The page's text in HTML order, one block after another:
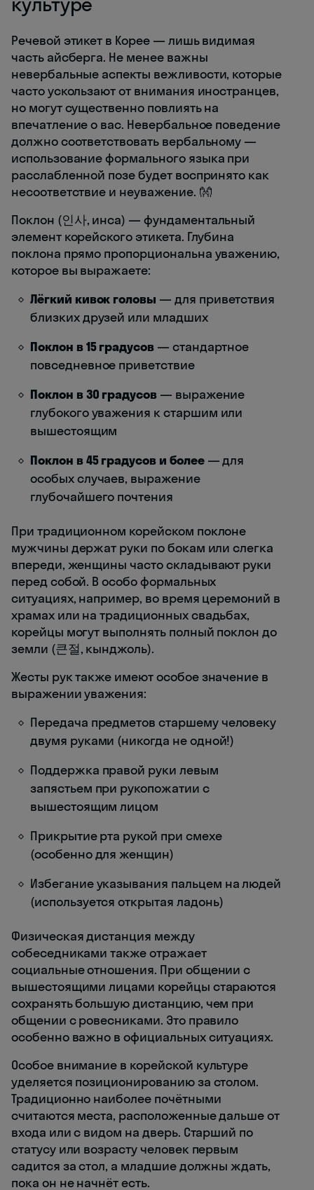
Речевой этикет в Корее — лишь видимая
часть айсберга. Не менее важны
невербальные аспекты вежливости, которые
часто ускользают от внимания иностранцев,
но могут существенно повлиять на
впечатление о вас. Невербальное поведение
должно соответствовать вербальному —
использование формального языка при
расслабленной позе будет воспринято как
несоответствие и неуважение. 👐
Поклон (인사, инса) — фундаментальный
элемент корейского этикета. Глубина
поклона прямо пропорциональна уважению,
которое вы выражаете:
Лёгкий кивок головы — для приветствия
близких друзей или младших
Поклон в 15 градусов — стандартное
повседневное приветствие
Поклон в 30 градусов — выражение
глубокого уважения к старшим или
вышестоящим
Поклон в 45 градусов и более— для
особых случаев, выражение
глубочайшего почтения
При традиционном корейском поклоне
мужчины держат руки по бокам или слегка
впереди, женщины часто складывают руки
перед собой. В особо формальных
ситуациях, например, во время церемоний в
храмах или на традиционных свадьбах,
корейцы могут выполнять полный поклон до
земли (큰절, кынджоль).
Жесты рук также имеют особое значение в
выражении уважения:
Передача предметов старшему человеку
двумя руками (никогда не одной!)
Поддержка правой руки левым
запястьем при рукопожатии с
вышестоящим лицом
Прикрытие рта рукой при смехе
(особенно для женщин)
Избегание указывания пальцем на людей
(используется открытая ладонь)
Физическая дистанция между
собеседниками также отражает
социальные отношения. При общении с
вышестоящими лицами корейцы стараются
сохранять большую дистанцию, чем при
общении с ровесниками. Это правило
особенно важно в официальных ситуациях.
Особое внимание в корейской культуре
уделяется позиционированию за столом.
Традиционно наиболее почётными
считаются места, расположенные дальше от
входа или с видом на дверь. Старший по
статусу или возрасту человек первым
садится за стол, а младшие должны ждать,
пока он не начнёт есть.